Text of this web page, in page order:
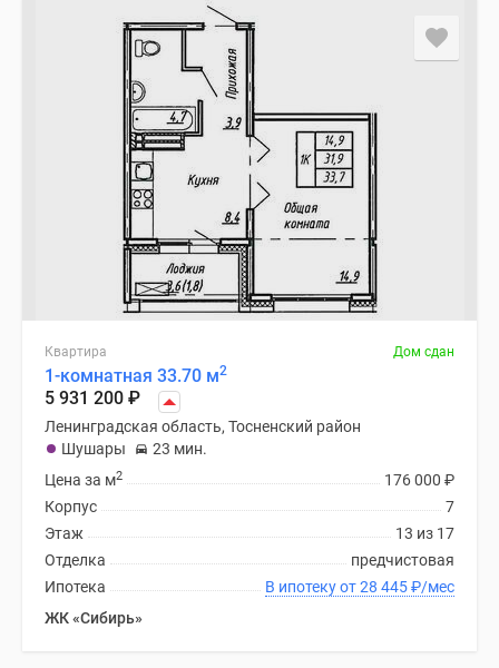
Квартира Дом сдан
1-комнатная 33.70 м2
5 931 200 ₽
Ленинградская область, Тосненский район
Шушары
23 мин.
176 000 ₽
Цена за м2
7
Корпус
13 из 17
Этаж
предчистовая
Отделка
В ипотеку от 28 445₽/мес
Ипотека
ЖК «Сибирь»